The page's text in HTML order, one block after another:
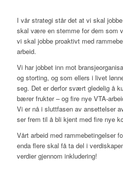
I vår strategi står det at vi skal
skal være en stemme for dem som
vi skal jobbe proaktivt med
arbeid.
Vi har jobbet inn mot
og storting, og som ellers i livet
seg. Det er derfor svært gledelig å
bærer frukter – og fire nye VTA-
Vi er nå i sluttfasen av ansettelser
ser frem til å bli kjent med fire nye
Vårt arbeid med rammebetingelser
enda flere skal få ta del i
verdier gjennom inkludering!